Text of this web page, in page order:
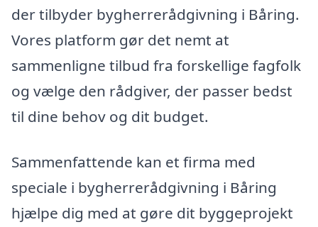
der tilbyder bygherrerådgivning i Båring.
Vores platform gør det nemt at
sammenligne tilbud fra forskellige fagfolk
og vælge den rådgiver, der passer bedst
til dine behov og dit budget.
Sammenfattende kan et firma med
speciale i bygherrerådgivning i Båring
hjælpe dig med at gøre dit byggeprojekt